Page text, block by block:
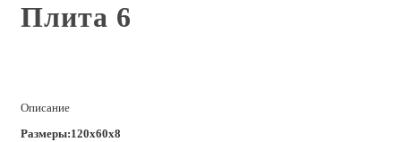
Плита 6
Описание
Размеры:120x60x8